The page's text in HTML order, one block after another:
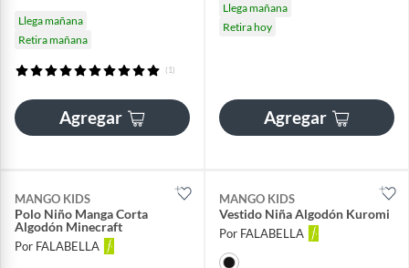
Llega mañana
Retira mañana
(1)
Agregar
Llega mañana
Retira hoy
Agregar
MANGO KIDS
Polo Niño Manga Corta
Algodón Minecraft
Por FALABELLA
MANGO KIDS
Vestido Niña Algodón Kuromi
Por FALABELLA